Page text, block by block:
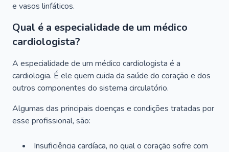
e vasos linfáticos.
Qual é a especialidade de um médico
cardiologista?
A especialidade de um médico cardiologista é a
cardiologia. É ele quem cuida da saúde do coração e dos
outros componentes do sistema circulatório.
Algumas das principais doenças e condições tratadas por
esse profissional, são:
Insuficiência cardíaca, no qual o coração sofre com